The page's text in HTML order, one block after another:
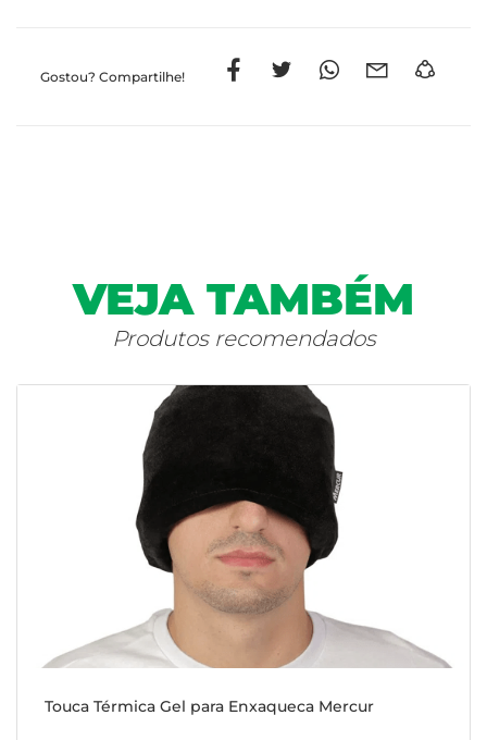
Gostou? Compartilhe!
VEJA TAMBÉM
Produtos recomendados
Touca Térmica Gel para Enxaqueca Mercur